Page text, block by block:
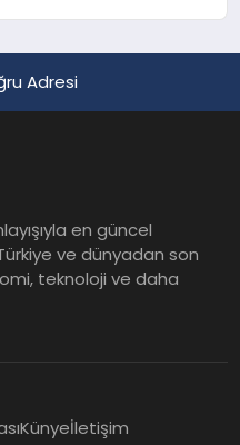
Adresi
en güncel
ve dünyadan son
teknoloji ve daha
Künyeİletişim